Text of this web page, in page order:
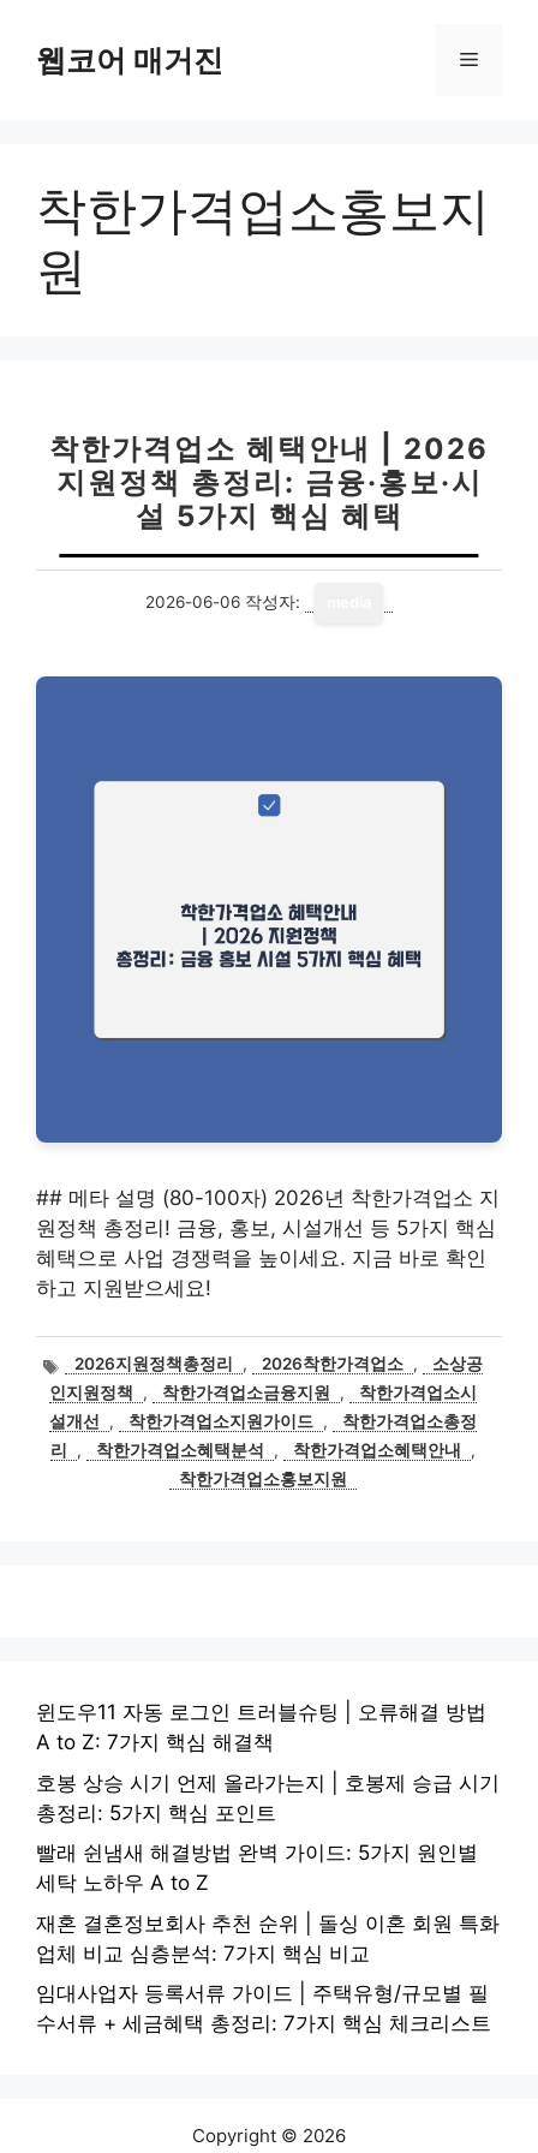
웹코어 매거진 메
착한가격업소홍보지
원
착한가격업소 혜택안내 | 2026
지원정책 총정리: 금융·홍보·시
설 5가지 핵심 혜택
2026-06-06 작성자:
## 메타 설명 (80-100자) 2026년 착한가격업소 지
원정책 총정리! 금융, 홍보, 시설개선 등 5가지 핵심
혜택으로 사업 경쟁력을 높이세요. 지금 바로 확인
하고 지원받으세요!
태
그
2026지원정책총정리 , 2026착한가격업소 ,
소상공
인지원정책
, 착한가격업소금융지원 ,
착한가격업소시
설개선
, 착한가격업소지원가이드 ,
착한가격업소총정
리
, 착한가격업소혜택분석 , 착한가격업소혜택안내
,
착한가격업소홍보지원
윈도우11 자동 로그인 트러블슈팅 | 오류해결 방법
A to Z: 7가지 핵심 해결책
호봉 상승 시기 언제 올라가는지 | 호봉제 승급 시기
총정리: 5가지 핵심 포인트
빨래 쉰냄새 해결방법 완벽 가이드: 5가지 원인별
세탁 노하우 A to Z
재혼 결혼정보회사 추천 순위 | 돌싱 이혼 회원 특화
업체 비교 심층분석: 7가지 핵심 비교
임대사업자 등록서류 가이드 | 주택유형/규모별 필
수서류 + 세금혜택 총정리: 7가지 핵심 체크리스트
Copyright © 2026